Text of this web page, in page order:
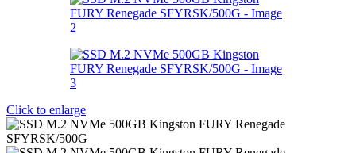
Click to enlarge